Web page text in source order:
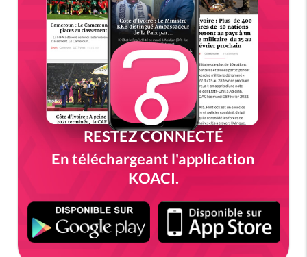
RESTEZ CONNECTÉ
En téléchargeant l'application
KOACI.